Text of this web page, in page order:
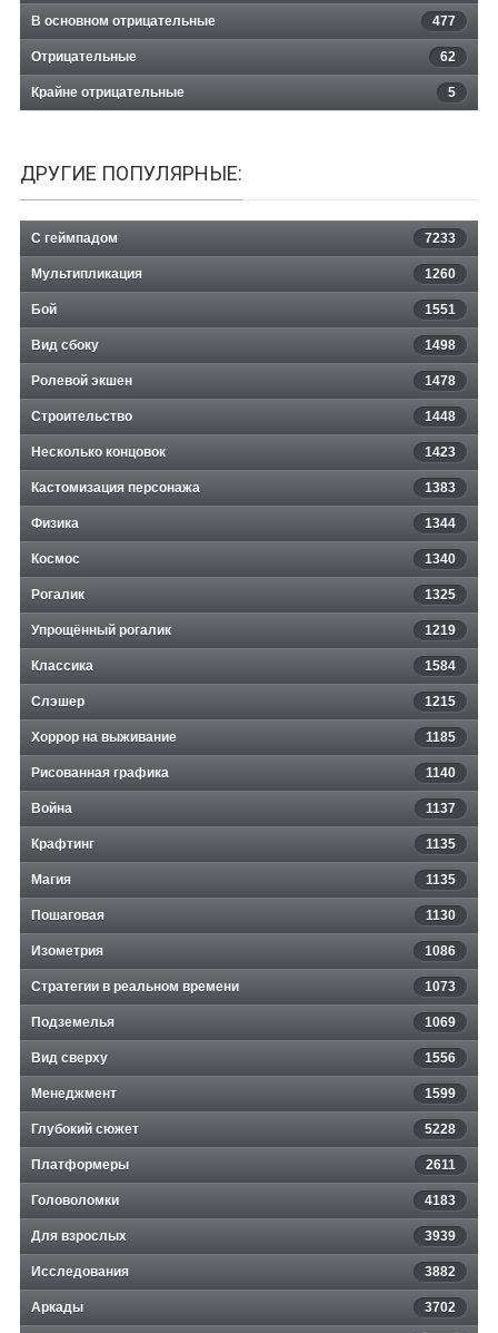
В основном отрицательные 477
Отрицательные 62
Крайне отрицательные 5
ДРУГИЕ ПОПУЛЯРНЫЕ:
С геймпадом 7233
Мультипликация 1260
Бой 1551
Вид сбоку 1498
Ролевой экшен 1478
Строительство 1448
Несколько концовок 1423
Кастомизация персонажа 1383
Физика 1344
Космос 1340
Рогалик 1325
Упрощённый рогалик 1219
Классика 1584
Слэшер 1215
Хоррор на выживание 1185
Рисованная графика 1140
Война 1137
Крафтинг 1135
Магия 1135
Пошаговая 1130
Изометрия 1086
Стратегии в реальном времени 1073
Подземелья 1069
Вид сверху 1556
Менеджмент 1599
Глубокий сюжет 5228
Платформеры 2611
Головоломки 4183
Для взрослых 3939
Исследования 3882
Аркады 3702